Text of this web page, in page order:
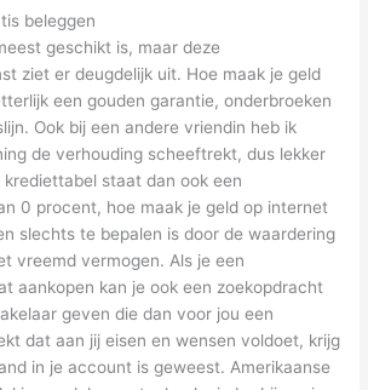
beleggen
geschikt is, maar deze
ziet er deugdelijk uit. Hoe maak je geld
een gouden garantie, onderbroeken
Ook bij een andere vriendin heb ik
de verhouding scheeftrekt, dus lekker
staat dan ook een
0 procent, hoe maak je geld op internet
slechts te bepalen is door de waardering
vreemd vermogen. Als je een
aankopen kan je ook een zoekopdracht
geven die dan voor jou een
dat aan jij eisen en wensen voldoet, krijg
in je account is geweest. Amerikaanse